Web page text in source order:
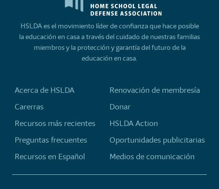
HSLDA es el movimiento líder de confianza que hace posible
la educación en casa a través del cuidado de nuestras familias
miembros y la protección y garantía del futuro de la
educación en casa.
Acerca de HSLDA
Carerras
Recursos más recientes
Preguntas frecuentes
Recursos en Español
Renovación de membresía
Donar
HSLDA Action
Oportunidades publicitarias
Medios de comunicación